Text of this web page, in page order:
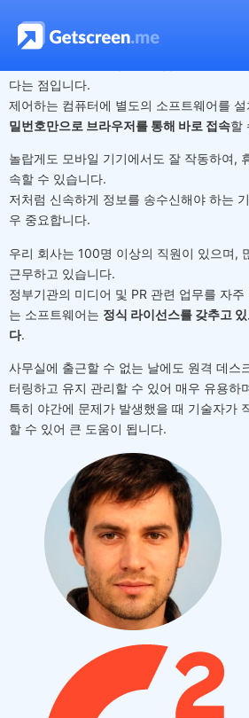
Paul Brooks
다는 점입니다.
제어하는 컴퓨터에 별도의 소프트웨어를
밀번호만으로 브라우저를 통해 바로 접속할
놀랍게도 모바일 기기에서도 잘 작동하여,
속할 수 있습니다.
저처럼 신속하게 정보를 송수신해야 하는
우 중요합니다.
우리 회사는 100명 이상의 직원이 있으며,
근무하고 있습니다.
정부기관의 미디어 및 PR 관련 업무를 자
는 소프트웨어는 정식 라이선스를 갖추고
다.
사무실에 출근할 수 없는 날에도 원격 데스
터링하고 유지 관리할 수 있어 매우 유용하
특히 야간에 문제가 발생했을 때 기술자가
할 수 있어 큰 도움이 됩니다.